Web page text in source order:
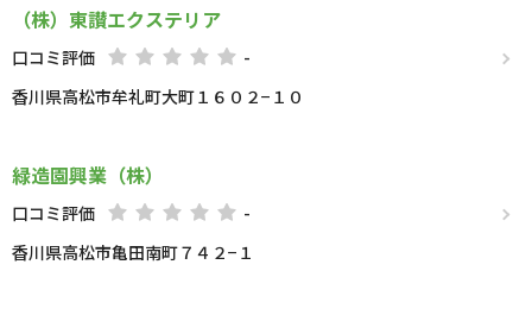
（株）東讃エクステリア
口コミ評価
-
香川県高松市牟礼町大町１６０２−１０
緑造園興業（株）
口コミ評価
-
香川県高松市亀田南町７４２−１